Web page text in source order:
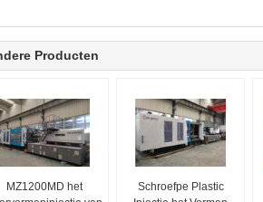
Producten
MZ1200MD het
Schroefpe Plastic